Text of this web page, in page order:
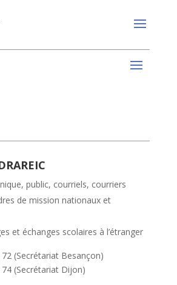
public, courriels, courriers
de mission nationaux et
et échanges scolaires à l’étranger
(Secrétariat Besançon)
(Secrétariat Dijon)